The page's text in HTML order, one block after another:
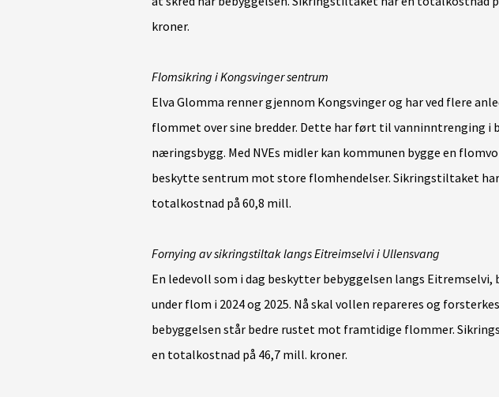
kroner.
Flomsikring i Kongsvinger sentrum
Elva Glomma renner gjennom Kongsvinger og har ved flere
flommet over sine bredder. Dette har ført til vanninntrenging i
næringsbygg. Med NVEs midler kan kommunen bygge en
beskytte sentrum mot store flomhendelser. Sikringstiltaket
totalkostnad på 60,8 mill.
Fornying av sikringstiltak langs Eitreimselvi i Ullensvang
En ledevoll som i dag beskytter bebyggelsen langs Eitremselvi,
under flom i 2024 og 2025. Nå skal vollen repareres og
bebyggelsen står bedre rustet mot framtidige flommer.
en totalkostnad på 46,7 mill. kroner.